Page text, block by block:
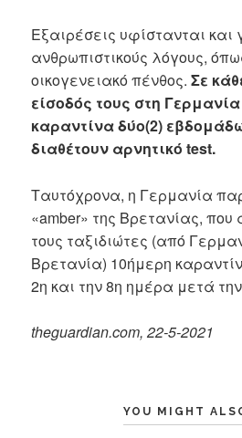
Εξαιρέσεις υφίστανται και
ανθρωπιστικούς λόγους,
οικογενειακό πένθος.Σε
είσοδός τους στη
καραντίνα δύο(2)
διαθέτουν αρνητικό test.
Ταυτόχρονα, η Γερμανία
«amber» της Βρετανίας, που
τους ταξιδιώτες (από
Βρετανία) 10ήμερη
2η και την 8η ημέρα μετά
theguardian.com, 22-5-2021
YOU MIGHT